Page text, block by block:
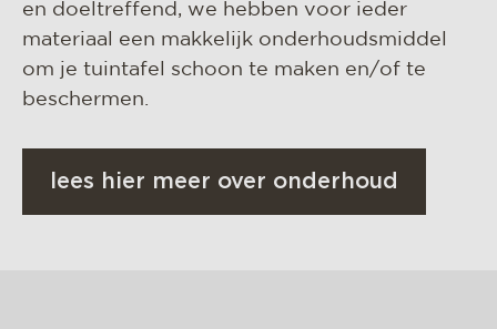
en doeltreffend, we hebben voor ieder
materiaal een makkelijk onderhoudsmiddel
om je tuintafel schoon te maken en/of te
beschermen.
lees hier meer over onderhoud